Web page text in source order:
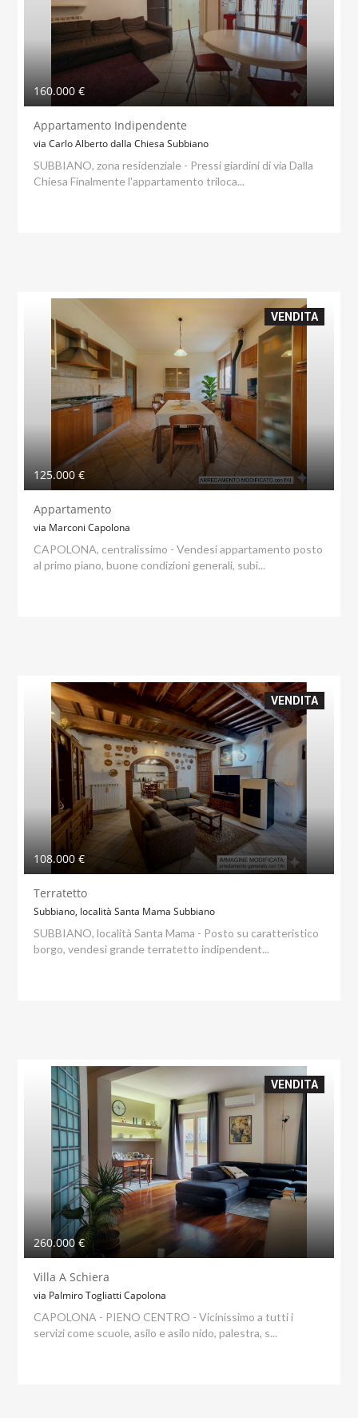
160.000 €
Appartamento Indipendente
via Carlo Alberto dalla Chiesa Subbiano
SUBBIANO, zona residenziale - Pressi giardini di via Dalla
Chiesa Finalmente l'appartamento triloca...
VENDITA
125.000 €
Appartamento
via Marconi Capolona
CAPOLONA, centralissimo - Vendesi appartamento posto
al primo piano, buone condizioni generali, subi...
VENDITA
108.000 €
Terratetto
Subbiano, località Santa Mama Subbiano
SUBBIANO, località Santa Mama - Posto su caratteristico
borgo, vendesi grande terratetto indipendent...
VENDITA
260.000 €
Villa A Schiera
via Palmiro Togliatti Capolona
CAPOLONA - PIENO CENTRO - Vicinissimo a tutti i
servizi come scuole, asilo e asilo nido, palestra, s...